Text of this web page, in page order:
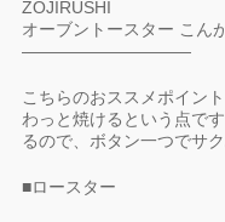
ZOJIRUSHI
オーブントースター こん
——————————
こちらのおススメポイン
わっと焼けるという点で
るので、ボタン一つでサ
■ロースター